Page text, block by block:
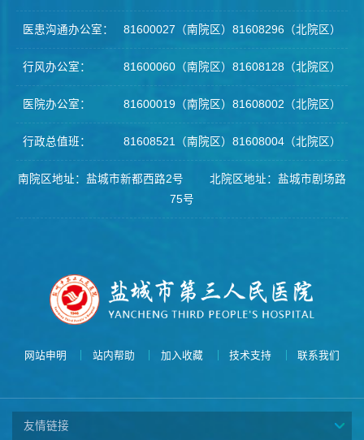
医患沟通办公室： 81600027（南院区）81608296（北院区）
行风办公室： 81600060（南院区）81608128（北院区）
医院办公室： 81600019（南院区）81608002（北院区）
行政总值班： 81608521（南院区）81608004（北院区）
南院区地址：盐城市新都西路2号 北院区地址：盐城市剧场路
75号
网站申明 站内帮助 加入收藏 技术支持 联系我们
友情链接